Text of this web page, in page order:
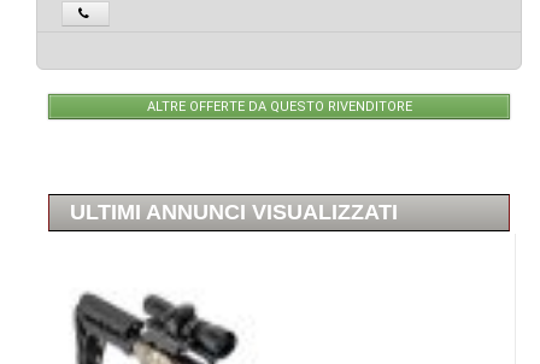
ALTRE OFFERTE DA QUESTO RIVENDITORE
ULTIMI ANNUNCI VISUALIZZATI